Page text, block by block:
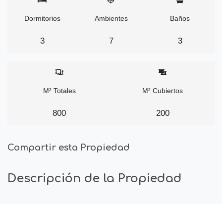
Dormitorios
3
Ambientes
7
Baños
3
M² Totales
800
M² Cubiertos
200
Compartir esta Propiedad
Descripción de la Propiedad